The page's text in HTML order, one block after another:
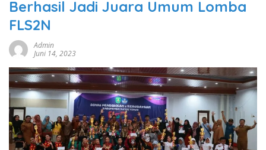
Berhasil Jadi Juara Umum Lomba
FLS2N
Admin
Juni 14, 2023